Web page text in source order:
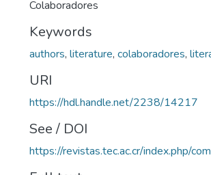
Colaboradores
Keywords
authors, literature, colaboradores,
URI
https://hdl.handle.net/2238/14217
See / DOI
https://revistas.tec.ac.cr/index.php/